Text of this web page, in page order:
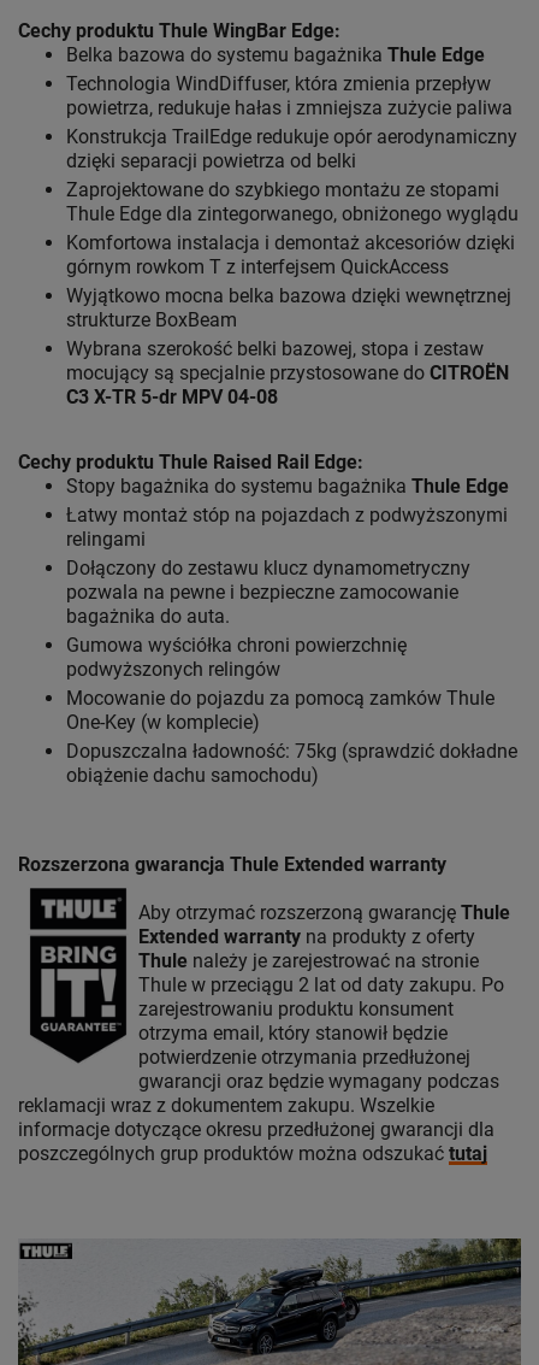
Cechy produktu Thule WingBar Edge:
Belka bazowa do systemu bagażnika Thule Edge
Technologia WindDiffuser, która zmienia przepływ
powietrza, redukuje hałas i zmniejsza zużycie paliwa
Konstrukcja TrailEdge redukuje opór aerodynamiczny
dzięki separacji powietrza od belki
Zaprojektowane do szybkiego montażu ze stopami
Thule Edge dla zintegorwanego, obniżonego wyglądu
Komfortowa instalacja i demontaż akcesoriów dzięki
górnym rowkom T z interfejsem QuickAccess
Wyjątkowo mocna belka bazowa dzięki wewnętrznej
strukturze BoxBeam
Wybrana szerokość belki bazowej, stopa i zestaw
mocujący są specjalnie przystosowane do CITROËN
C3 X-TR 5-dr MPV 04-08
Cechy produktu Thule Raised Rail Edge:
Stopy bagażnika do systemu bagażnika Thule Edge
Łatwy montaż stóp na pojazdach z podwyższonymi
relingami
Dołączony do zestawu klucz dynamometryczny
pozwala na pewne i bezpieczne zamocowanie
bagażnika do auta.
Gumowa wyściółka chroni powierzchnię
podwyższonych relingów
Mocowanie do pojazdu za pomocą zamków Thule
One-Key (w komplecie)
Dopuszczalna ładowność: 75kg (sprawdzić dokładne
obiążenie dachu samochodu)
Rozszerzona gwarancja Thule Extended warranty
Aby otrzymać rozszerzoną gwarancję Thule
Extended warranty na produkty z oferty
Thule należy je zarejestrować na stronie
Thule w przeciągu 2 lat od daty zakupu. Po
zarejestrowaniu produktu konsument
otrzyma email, który stanowił będzie
potwierdzenie otrzymania przedłużonej
gwarancji oraz będzie wymagany podczas
reklamacji wraz z dokumentem zakupu. Wszelkie
informacje dotyczące okresu przedłużonej gwarancji dla
poszczególnych grup produktów można odszukać tutaj